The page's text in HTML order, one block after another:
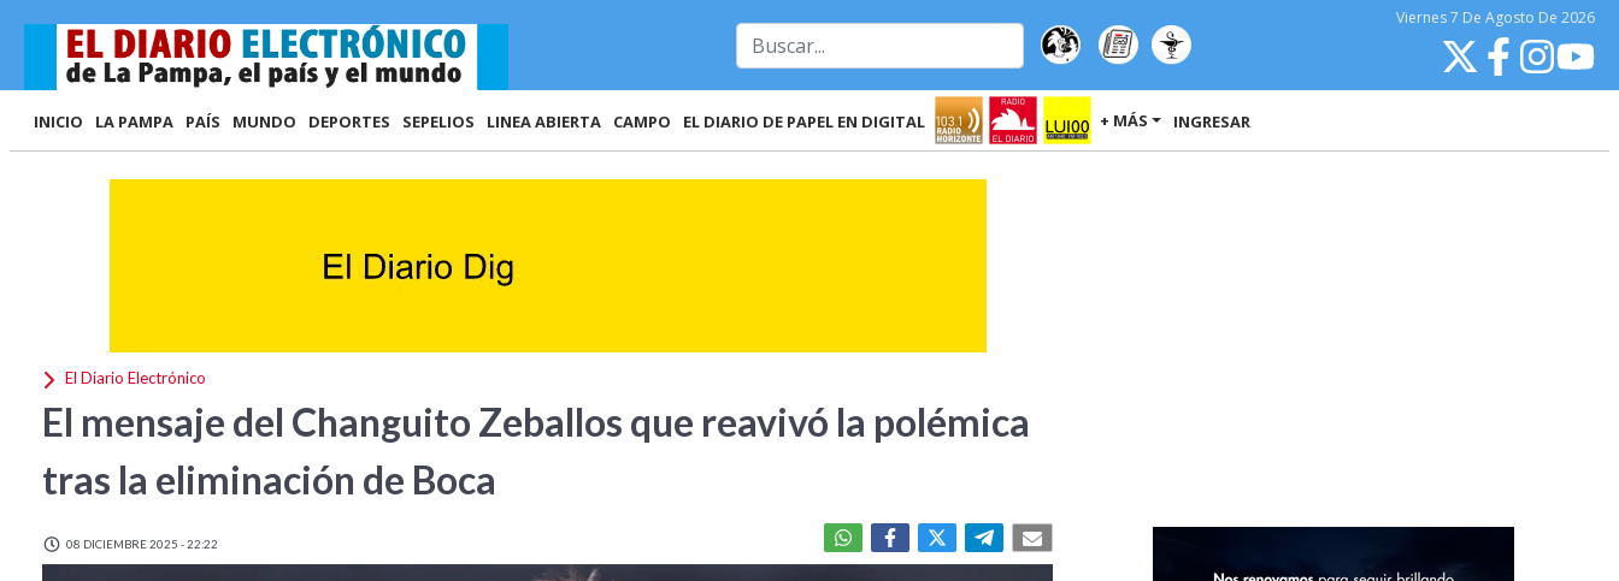
Viernes7 De Agosto De 2026
INICIO LA PAMPA PAÍS MUNDO DEPORTES SEPELIOS LINEA ABIERTA CAMPO EL DIARIO DE PAPEL EN DIGITAL + MÁS INGRESAR
El Diario Electrónico
El mensaje del Changuito Zeballos que reavivó la polémica
tras la eliminación de Boca
08 DICIEMBRE 2025 - 22:22